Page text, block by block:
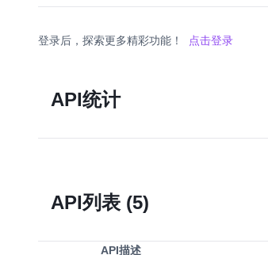
登录后，探索更多精彩功能！ 点击登录
API统计
API列表 (5)
API描述